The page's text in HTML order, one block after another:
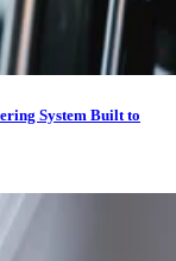
System Built to